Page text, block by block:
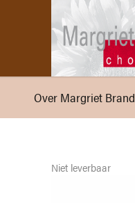
Over Margriet Brand
Niet leverbaar